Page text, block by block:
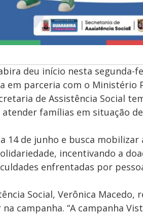
deu início nesta segunda-
em parceria com o Ministério
de Assistência Social
famílias em situação
14 de junho e busca
incentivando a
enfrentadas por
Social, Verônica
campanha. “A campanha